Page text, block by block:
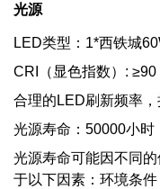
光源
LED类型：1*西铁城
CRI（显色指数）: ≥90
合理的LED刷新频率
光源寿命：50000小时
光源寿命可能因不同
于以下因素：环境条